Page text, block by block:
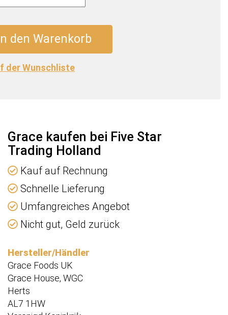
den Warenkorb
der Wunschliste
Grace kaufen bei Five Star
Trading Holland
Kauf auf Rechnung
Schnelle Lieferung
Umfangreiches Angebot
Nicht gut, Geld zurück
Hersteller/Händler
Grace Foods UK
Grace House, WGC
Herts
AL7 1HW